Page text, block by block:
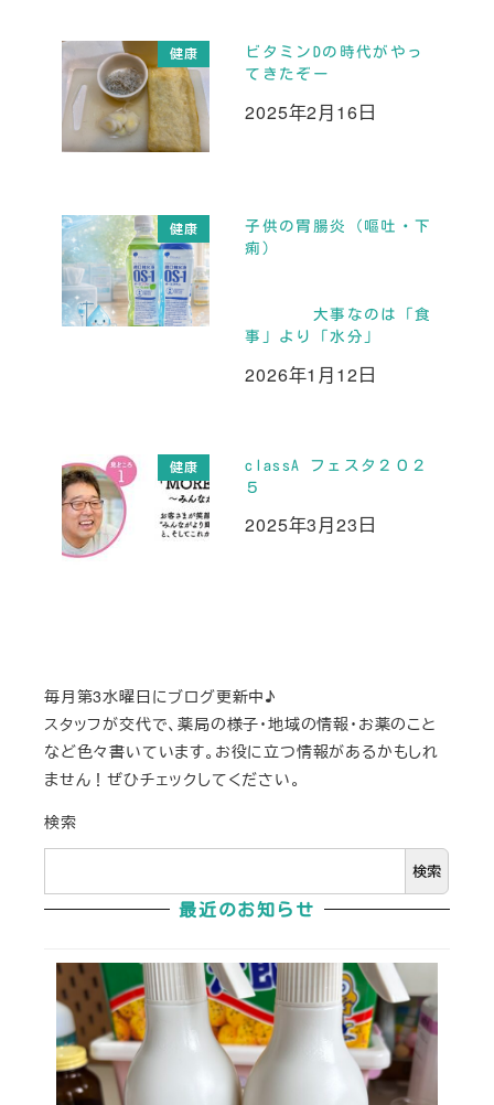
健康
ビタミンDの時代がやっ
てきたぞー
投稿日
2025年2月16日
健康
子供の胃腸炎（嘔吐・下
痢）
大事なのは「食
事」より「水分」
投稿日
2026年1月12日
健康
classA フェスタ２０２
５
投稿日
2025年3月23日
毎月第3水曜日にブログ更新中♪
スタッフが交代で、薬局の様子・地域の情報・お薬のこと
など色々書いています。お役に立つ情報があるかもしれ
ません！ぜひチェックしてください。
検索
検索
最近のお知らせ